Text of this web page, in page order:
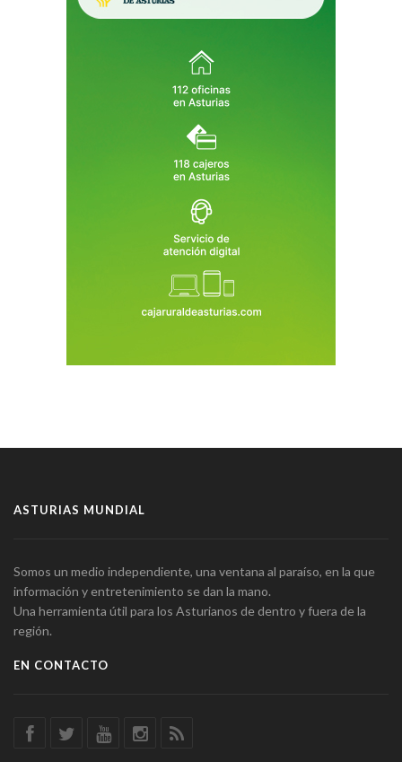
ASTURIAS MUNDIAL
Somos un medio independiente, una ventana al paraíso, en la que
información y entretenimiento se dan la mano.
Una herramienta útil para los Asturianos de dentro y fuera de la
región.
EN CONTACTO